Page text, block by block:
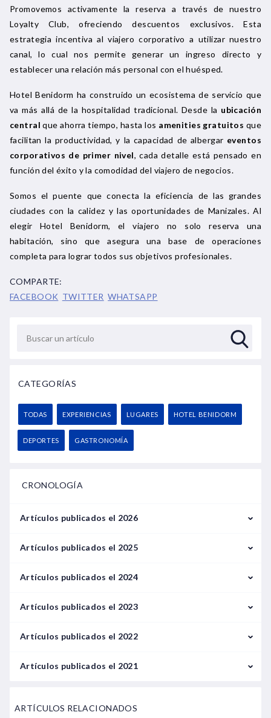
Promovemos activamente la reserva a través de nuestro
Loyalty Club, ofreciendo descuentos exclusivos. Esta
estrategia incentiva al viajero corporativo a utilizar nuestro
canal, lo cual nos permite generar un ingreso directo y
establecer una relación más personal con el huésped.
Hotel Benidorm ha construido un ecosistema de servicio que
va más allá de la hospitalidad tradicional. Desde la ubicación
central que ahorra tiempo, hasta los amenities gratuitos que
facilitan la productividad, y la capacidad de albergar eventos
corporativos de primer nivel, cada detalle está pensado en
función del éxito y la comodidad del viajero de negocios.
Somos el puente que conecta la eficiencia de las grandes
ciudades con la calidez y las oportunidades de Manizales. Al
elegir Hotel Benidorm, el viajero no solo reserva una
habitación, sino que asegura una base de operaciones
completa para lograr todos sus objetivos profesionales.
COMPARTE:
FACEBOOK TWITTER WHATSAPP
ARTÍCULOS RELACIONADOS
CATEGORÍAS
TODAS EXPERIENCIAS LUGARES HOTEL BENIDORM
DEPORTES GASTRONOMÍA
CRONOLOGÍA
Artículos publicados el 2026
Febrero
Artículos publicados el 2025
Enero
Artículos publicados el 2024
Enero
Artículos publicados el 2023
Enero
Abril
Artículos publicados el 2022
Enero
Marzo
Artículos publicados el 2021